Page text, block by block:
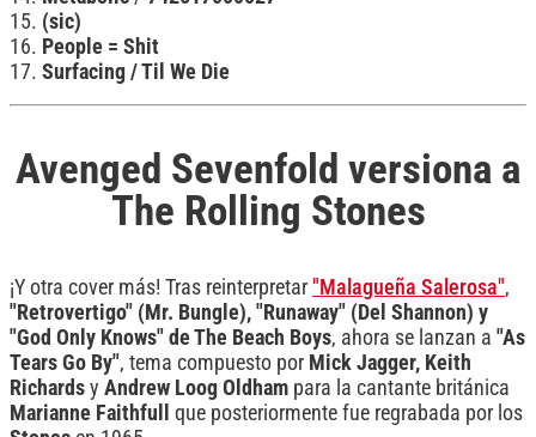
15. (sic)
16. People = Shit
17. Surfacing / Til We Die
Avenged Sevenfold versiona a
The Rolling Stones
¡Y otra cover más! Tras reinterpretar "Malagueña Salerosa",
"Retrovertigo" (Mr. Bungle), "Runaway" (Del Shannon) y
"God Only Knows" de The Beach Boys, ahora se lanzan a "As
Tears Go By", tema compuesto por Mick Jagger, Keith
Richards y Andrew Loog Oldham para la cantante británica
Marianne Faithfull
que posteriormente fue regrabada por los